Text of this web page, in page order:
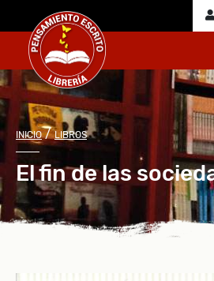
INICIO/LIBROS
El fin de las